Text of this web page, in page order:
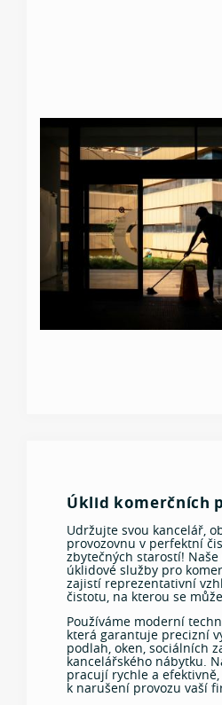
Úklid komerčních
Udržujte svou kancelář,
provozovnu v perfektní
zbytečných starostí!
úklidové služby pro
zajistí reprezentativní
čistotu, na kterou se
Používáme moderní
která garantuje precizní
podlah, oken, sociálních
kancelářského nábytku.
pracují rychle a
k narušení provozu vaší